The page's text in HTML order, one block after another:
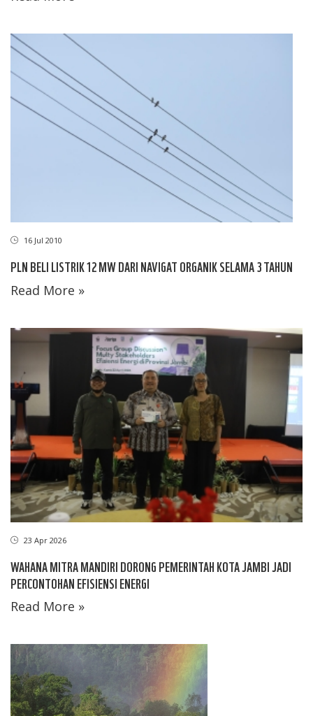
16 Jul 2010
PLN BELI LISTRIK 12 MW DARI NAVIGAT ORGANIK SELAMA 3 TAHUN
Read More »
23 Apr 2026
WAHANA MITRA MANDIRI DORONG PEMERINTAH KOTA JAMBI JADI
PERCONTOHAN EFISIENSI ENERGI
Read More »